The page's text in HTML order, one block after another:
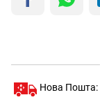
Нова Пошта: